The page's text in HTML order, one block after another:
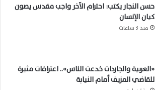
حسن النجار يكتب: احترام الآخر واجب مقدس يصون
كيان الإنسان
منذ 3 ساعات
«العربية والجاردات خدعت الناس».. اعترافات مثيرة
للقاضي المزيف أمام النيابة